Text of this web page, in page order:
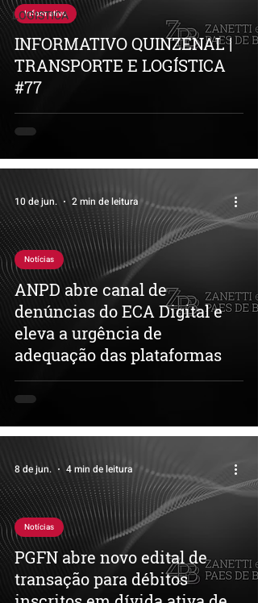
LOGISTICA
INFORMATIVO QUINZENAL |
TRANSPORTE E LOGÍSTICA
#77
Informativo
ANPD abre canal de
denúncias do ECA Digital e
eleva a urgência de
adequação das plataformas
Notícias
10 de jun. 2 min de leitura
PGFN abre novo edital de
transação para débitos
Notícias
8 de jun. 4 min de leitura